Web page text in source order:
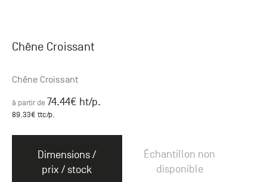
Chêne Croissant
Chêne Croissant
à partir de 74.44€ ht/p.
89.33€ ttc/p.
Dimensions /
prix / stock
Échantillon non
disponible